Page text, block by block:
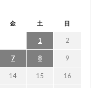
金 土 日
1 2
7 8 9
14 15 16